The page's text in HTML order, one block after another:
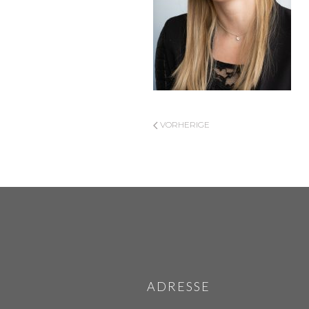
VORHERIGE
ADRESSE